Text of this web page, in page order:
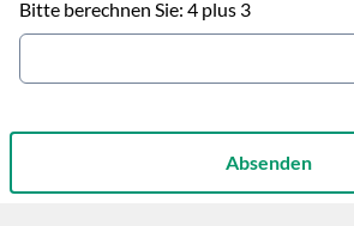
Bitte berechnen Sie: 4 plus 3
Absenden